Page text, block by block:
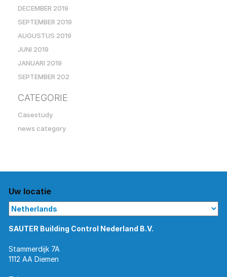
DECEMBER 2019
SEPTEMBER 2019
AUGUSTUS 2019
JUNI 2019
JANUARI 2019
SEPTEMBER 202
CATEGORIE
Casestudy
news category
Uw locatie
SAUTER Building Control Nederland B.V.
Stammerdijk 7A
1112 AA Diemen